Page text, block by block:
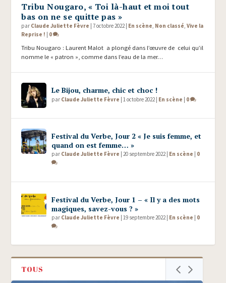
Tribu Nougaro, « Toi là-haut et moi tout
bas on ne se quitte pas »
par Claude Juliette Fèvre |7 octobre 2022 | En scène Non classé ,Vive la
Reprise ! | 0
Tribu Nougaro : Laurent Malot a plongé dans l’œuvre de celui qu’il
nomme le « patron », comme dans l’eau de la mer…
Le Bijou, charme, chic et choc !
par Claude Juliette Fèvre | 1 octobre 2022 | En scène | 0
Festival du Verbe, Jour 2 « Je suis femme, et
quand on est femme… »
par Claude Juliette Fèvre |20 septembre 2022| En scène 0
Festival du Verbe, Jour 1 – « Il y a des mots
magiques, savez-vous ? »
par Claude Juliette Fèvre | 19 septembre 2022 | En scène | 0
TOUS